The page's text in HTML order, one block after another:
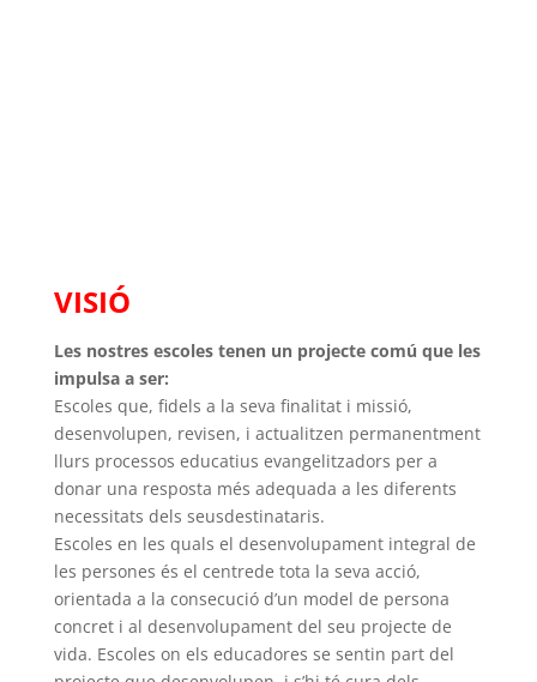
VISIÓ
Les nostres escoles tenen un projecte comú que les
impulsa a ser:
Escoles que, fidels a la seva finalitat i missió,
desenvolupen, revisen, i actualitzen permanentment
llurs processos educatius evangelitzadors per a
donar una resposta més adequada a les diferents
necessitats dels seusdestinataris.
Escoles en les quals el desenvolupament integral de
les persones és el centrede tota la seva acció,
orientada a la consecució d’un model de persona
concret i al desenvolupament del seu projecte de
vida. Escoles on els educadores se sentin part del